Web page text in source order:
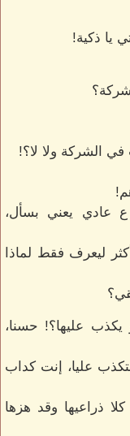
يا ذكية!
الشركة ولا لا؟!
ع عادي يعني بسأل،
ليعرف فقط لماذا
عليها؟! حسنا،
عليا، إنت كداب
ذراعيها وقد هزها